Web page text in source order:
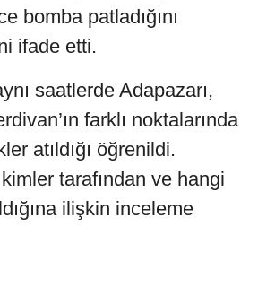
bomba patladığını
ifade etti.
saatlerde Adapazarı,
farklı noktalarında
atıldığı öğrenildi.
tarafından ve hangi
ilişkin inceleme